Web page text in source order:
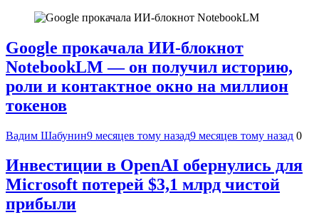
Google прокачала ИИ-блокнот
NotebookLM — он получил историю,
роли и контактное окно на миллион
токенов
Вадим Шабунин9 месяцев тому назад9 месяцев тому назад 0
Инвестиции в OpenAI обернулись для
Microsoft потерей $3,1 млрд чистой
прибыли